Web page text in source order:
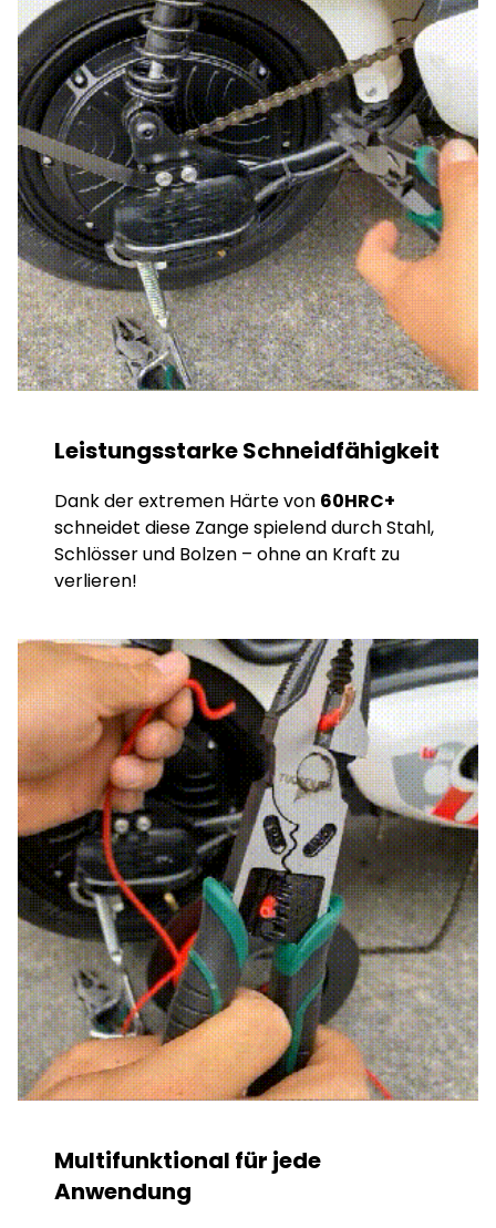
Leistungsstarke Schneidfähigkeit
Dank der extremen Härte von 60HRC+
schneidet diese Zange spielend durch Stahl,
Schlösser und Bolzen – ohne an Kraft zu
verlieren!
Multifunktional für jede
Anwendung